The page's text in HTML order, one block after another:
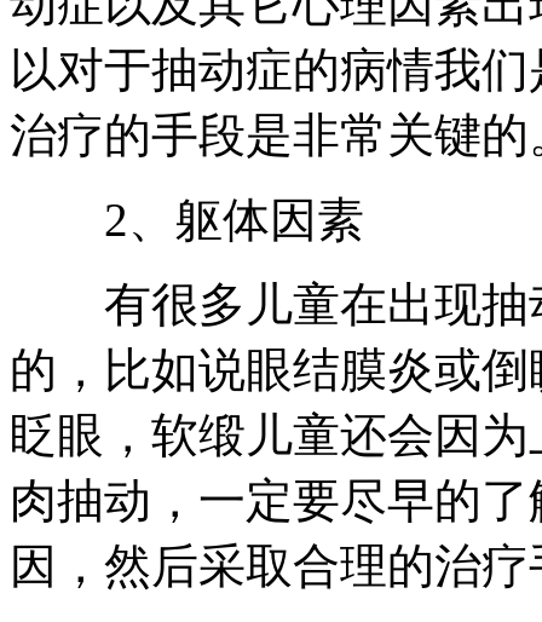
以对于抽动症的病情我
治疗的手段是非常关键的
2、躯体因素
有很多儿童在出现抽
的，比如说眼结膜炎或
眨眼，软缎儿童还会因
肉抽动，一定要尽早的
因，然后采取合理的治